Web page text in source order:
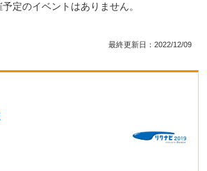
定のイベントはありません。
最終更新日：2022/12/09